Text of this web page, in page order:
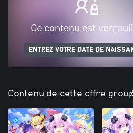
Ce contenu est
ENTREZ VOTRE DATE DE
Contenu de cette offre